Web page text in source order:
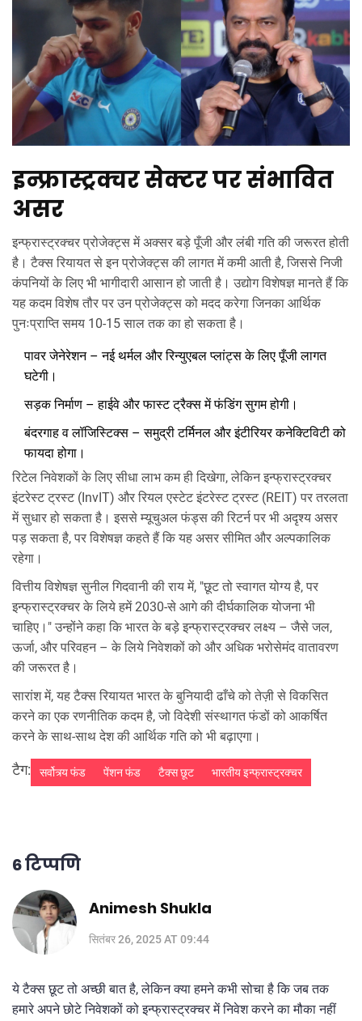
इन्फ्रास्ट्रक्चर सेक्टर पर संभावित
असर
इन्फ्रास्ट्रक्चर प्रोजेक्ट्स में अक्सर बड़े पूँजी और लंबी गति की जरूरत होती
है। टैक्स रियायत से इन प्रोजेक्ट्स की लागत में कमी आती है, जिससे निजी
कंपनियों के लिए भी भागीदारी आसान हो जाती है। उद्योग विशेषज्ञ मानते हैं कि
यह कदम विशेष तौर पर उन प्रोजेक्ट्स को मदद करेगा जिनका आर्थिक
पुनःप्राप्ति समय 10‑15 साल तक का हो सकता है।
पावर जेनेरेशन – नई थर्मल और रिन्युएबल प्लांट्स के लिए पूँजी लागत
घटेगी।
सड़क निर्माण – हाईवे और फास्ट ट्रैक्स में फंडिंग सुगम होगी।
बंदरगाह व लॉजिस्टिक्स – समुद्री टर्मिनल और इंटीरियर कनेक्टिविटी को
फायदा होगा।
रिटेल निवेशकों के लिए सीधा लाभ कम ही दिखेगा, लेकिन इन्फ्रास्ट्रक्चर
इंटरेस्ट ट्रस्ट (InvIT) और रियल एस्टेट इंटरेस्ट ट्रस्ट (REIT) पर तरलता
में सुधार हो सकता है। इससे म्यूचुअल फंड्स की रिटर्न पर भी अदृश्य असर
पड़ सकता है, पर विशेषज्ञ कहते हैं कि यह असर सीमित और अल्पकालिक
रहेगा।
वित्तीय विशेषज्ञ सुनील गिदवानी की राय में, "छूट तो स्वागत योग्य है, पर
इन्फ्रास्ट्रक्चर के लिये हमें 2030‑से आगे की दीर्घकालिक योजना भी
चाहिए।" उन्होंने कहा कि भारत के बड़े इन्फ्रास्ट्रक्चर लक्ष्य – जैसे जल,
ऊर्जा, और परिवहन – के लिये निवेशकों को और अधिक भरोसेमंद वातावरण
की जरूरत है।
सारांश में, यह टैक्स रियायत भारत के बुनियादी ढाँचे को तेज़ी से विकसित
करने का एक रणनीतिक कदम है, जो विदेशी संस्थागत फंडों को आकर्षित
करने के साथ‑साथ देश की आर्थिक गति को भी बढ़ाएगा।
टैग: सर्वोत्र्य फंड पेंशन फंड टैक्स छूट भारतीय इन्फ्रास्ट्रक्चर
6 टिप्पणि
Animesh Shukla
सितंबर 26, 2025 AT 09:44
ये टैक्स छूट तो अच्छी बात है, लेकिन क्या हमने कभी सोचा है कि जब तक
हमारे अपने छोटे निवेशकों को इन्फ्रास्ट्रक्चर में निवेश करने का मौका नहीं